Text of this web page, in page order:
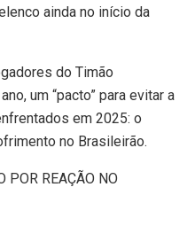
ainda no início da
do Timão
um “pacto” para evitar a
em 2025: o
no Brasileirão.
POR REAÇÃO NO